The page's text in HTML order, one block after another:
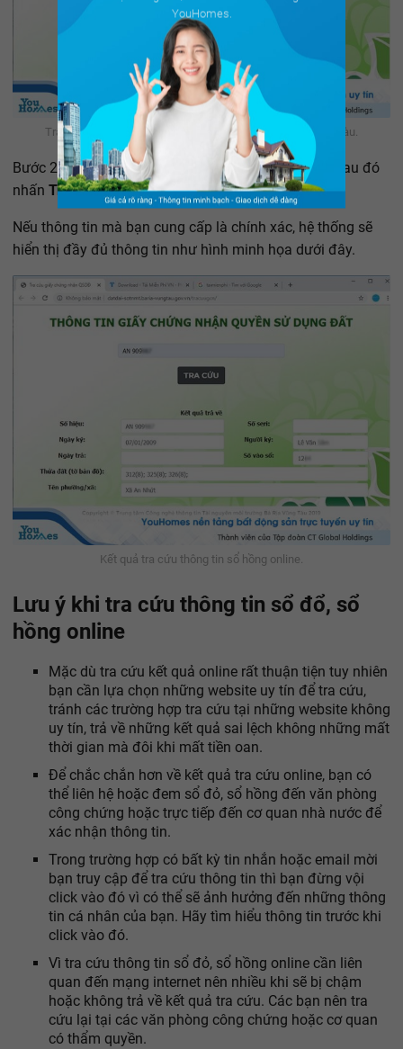
Tra cứu thông tin sổ hồng online tại khu vực Bà Rịa -Vũng Tàu.
Bước 2: Nhập Số giấy chứng nhận vào ô thông tin, sau đó
nhấn Tra cứu.
Nếu thông tin mà bạn cung cấp là chính xác, hệ thống sẽ
hiển thị đầy đủ thông tin như hình minh họa dưới đây.
Kết quả tra cứu thông tin sổ hồng online.
Lưu ý khi tra cứu thông tin sổ đổ, sổ
hồng online
Mặc dù tra cứu kết quả online rất thuận tiện tuy nhiên
bạn cần lựa chọn những website uy tín để tra cứu,
tránh các trường hợp tra cứu tại những website không
uy tín, trả về những kết quả sai lệch không những mất
thời gian mà đôi khi mất tiền oan.
Để chắc chắn hơn về kết quả tra cứu online, bạn có
thể liên hệ hoặc đem sổ đỏ, sổ hồng đến văn phòng
công chứng hoặc trực tiếp đến cơ quan nhà nước để
xác nhận thông tin.
Trong trường hợp có bất kỳ tin nhắn hoặc email mời
bạn truy cập để tra cứu thông tin thì bạn đừng vội
click vào đó vì có thể sẽ ảnh hưởng đến những thông
tin cá nhân của bạn. Hãy tìm hiểu thông tin trước khi
click vào đó.
Vì tra cứu thông tin sổ đỏ, sổ hồng online cần liên
quan đến mạng internet nên nhiều khi sẽ bị chậm
hoặc không trả về kết quả tra cứu. Các bạn nên tra
cứu lại tại các văn phòng công chứng hoặc cơ quan
có thẩm quyền.
YouHomes.